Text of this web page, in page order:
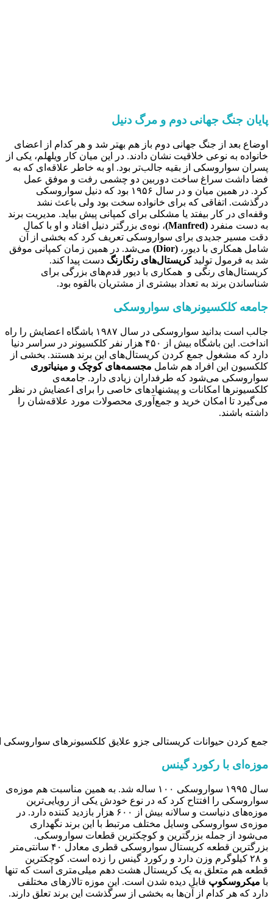
پایان جنگ جهانی دوم و مرگ دنیل
اوضاع بعد از جنگ جهانی دوم باز هم بهتر شد و هر کدام از اعضای
خانواده به نوعی خلاقیت نشان دادند. در این میان کار ویلهلم، یکی از
پسران سواروسکی از بقیه جالب‌تر بود. او به خاطر علاقه‌ای که به
فضا داشت سراغ ساخت دوربین دو چشمی رفت و موفق عمل
کرد. در همین میان و در سال ۱۹۵۶ بود که دنیل سواروسکی
درگذشت. اتفاقی که برای خانواده سخت بود ولی باعث نشد
وقفه‌ای در کار بیفتد یا مشکلی برای کمپانی پیش بیاید. مدیریت برند
به دست منفرد (Manfred)
، نوه‌ی بزرگتر دنیل افتاد و او با کمال
دقت مسیر جدیدی برای سواروسکی تعریف کرد که بخشی از آن
شامل همکاری با دیور، (Dior)
می‌شد. در همین زمان کمپانی موفق
شد به فرمول تولیدکریستال‌های رنگارنگ دست پیدا کند.
کریستال‌های رنگی و همکاری با دیور قدم‌های بزرگی برای
شناساندن برند به تعداد بیشتری از مشتریان بالقوه بود.
جامعه کلکسیونرهای سواروسکی
جالب است بدانید سواروسکی در سال ۱۹۸۷ باشگاه اعضایش را راه
انداخت. این باشگاه بیش از ۴۵۰ هزار نفر کلکسیونر در سراسر دنیا
دارد که مشغول جمع کردن کریستال‌های این برند هستند. بخشی از
کلکسیون این افراد هم شامل مجسمه‌های کوچک و مینیاتوری
سواروسکی می‌شود که طرفداران زیادی دارد. جامعه‌ی
کلکسیونرها امکانات و پیشنهادهای خاصی را برای اعضایش در نظر
می‌گیرد تا امکان خرید و جمع‌آوری محصولات مورد علاقه‌شان را
داشته باشند.
جمع کردن حیوانات کریستالی جزو علایق کلکسیونرهای
موزه‌ای با رکورد گینس
سال ۱۹۹۵ سواروسکی ۱۰۰ ساله شد. به همین مناسبت هم موزه‌ی
سواروسکی را افتتاح کرد که در نوع خودش یکی از رویایی‌ترین
موزه‌های دنیاست و سالانه بیش از ۶۰۰ هزار بازدید کننده دارد. در
موزه‌ی سواروسکی وسایل مختلف مرتبط با این برند نگهداری
می‌شود از جمله بزرگترین و کوچکترین قطعات سواروسکی.
بزرگترین قطعه کریستال سواروسکی قطری معادل ۴۰ سانتی‌متر
و ۲۸ کیلوگرم وزن دارد و رکورد گینس را زده است. کوچکترین
قطعه هم متعلق به یک کریستال هشت دهم میلی‌متری است که تنها
با میکروسکوپ قابل دیده شدن است. این موزه تالارهای مختلفی
دارد که هر کدام از آن‌ها به بخشی از سرگذشت این برند تعلق دارند.